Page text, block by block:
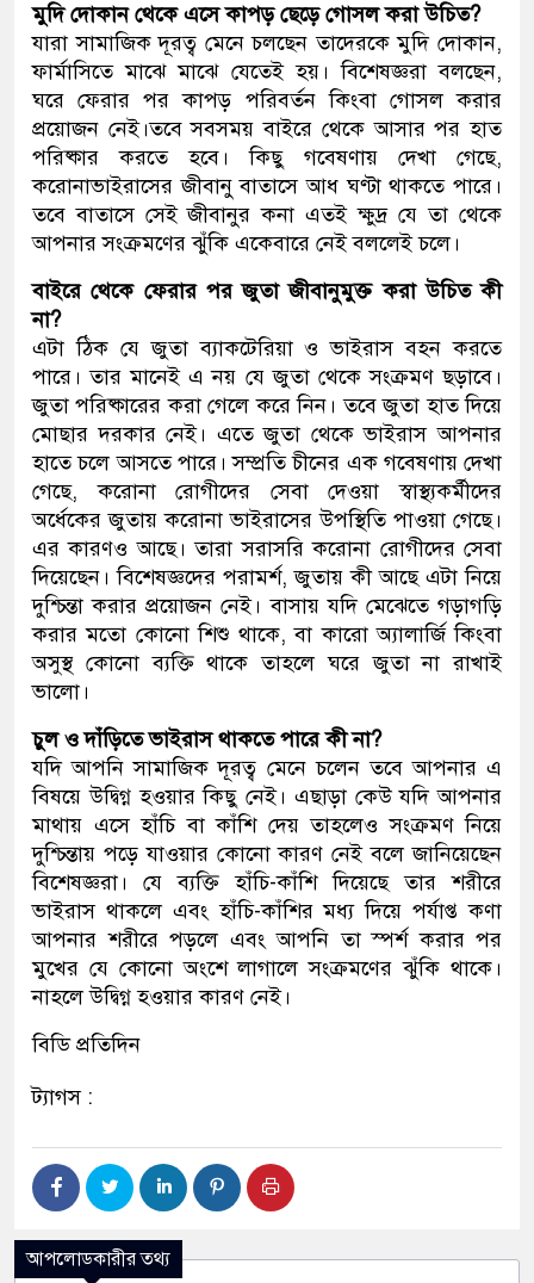
মুদি দোকান থেকে এসে কাপড় ছেড়ে গোসল করা উচিত?
যারা সামাজিক দূরত্ব মেনে চলছেন তাদেরকে মুদি দোকান,
ফার্মাসিতে মাঝে মাঝে যেতেই হয়। বিশেষজ্ঞরা বলছেন,
ঘরে ফেরার পর কাপড় পরিবর্তন কিংবা গোসল করার
প্রয়োজন নেই।তবে সবসময় বাইরে থেকে আসার পর হাত
পরিষ্কার করতে হবে। কিছু গবেষণায় দেখা গেছে,
করোনাভাইরাসের জীবানু বাতাসে আধ ঘণ্টা থাকতে পারে।
তবে বাতাসে সেই জীবানুর কনা এতই ক্ষুদ্র যে তা থেকে
আপনার সংক্রমণের ঝুঁকি একেবারে নেই বললেই চলে।
বাইরে থেকে ফেরার পর জুতা জীবানুমুক্ত করা উচিত কী
না?
এটা ঠিক যে জুতা ব্যাকটেরিয়া ও ভাইরাস বহন করতে
পারে। তার মানেই এ নয় যে জুতা থেকে সংক্রমণ ছড়াবে।
জুতা পরিষ্কারের করা গেলে করে নিন। তবে জুতা হাত দিয়ে
মোছার দরকার নেই। এতে জুতা থেকে ভাইরাস আপনার
হাতে চলে আসতে পারে। সম্প্রতি চীনের এক গবেষণায় দেখা
গেছে, করোনা রোগীদের সেবা দেওয়া স্বাস্থ্যকর্মীদের
অর্ধেকের জুতায় করোনা ভাইরাসের উপস্থিতি পাওয়া গেছে।
এর কারণও আছে। তারা সরাসরি করোনা রোগীদের সেবা
দিয়েছেন। বিশেষজ্ঞদের পরামর্শ, জুতায় কী আছে এটা নিয়ে
দুশ্চিন্তা করার প্রয়োজন নেই। বাসায় যদি মেঝেতে গড়াগড়ি
করার মতো কোনো শিশু থাকে, বা কারো অ্যালার্জি কিংবা
অসুস্থ কোনো ব্যক্তি থাকে তাহলে ঘরে জুতা না রাখাই
ভালো।
চুল ও দাঁড়িতে ভাইরাস থাকতে পারে কী না?
যদি আপনি সামাজিক দূরত্ব মেনে চলেন তবে আপনার এ
বিষয়ে উদ্বিগ্ন হওয়ার কিছু নেই। এছাড়া কেউ যদি আপনার
মাথায় এসে হাঁচি বা কাঁশি দেয় তাহলেও সংক্রমণ নিয়ে
দুশ্চিন্তায় পড়ে যাওয়ার কোনো কারণ নেই বলে জানিয়েছেন
বিশেষজ্ঞরা। যে ব্যক্তি হাঁচি-কাঁশি দিয়েছে তার শরীরে
ভাইরাস থাকলে এবং হাঁচি-কাঁশির মধ্য দিয়ে পর্যাপ্ত কণা
আপনার শরীরে পড়লে এবং আপনি তা স্পর্শ করার পর
মুখের যে কোনো অংশে লাগালে সংক্রমণের ঝুঁকি থাকে।
নাহলে উদ্বিগ্ন হওয়ার কারণ নেই।
বিডি প্রতিদিন
ট্যাগস :
আপলোডকারীর তথ্য